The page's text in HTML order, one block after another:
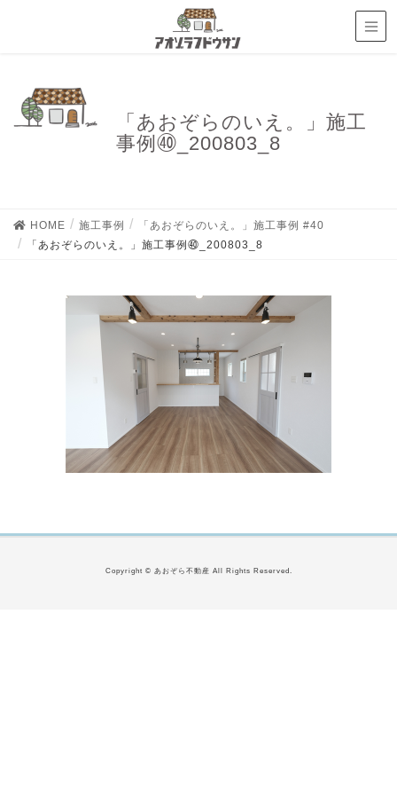
「あおぞらのいえ。」施工
事例㊵_200803_8
HOME 施工事例
「あおぞらのいえ。」施工事例 #40
「あおぞらのいえ。」施工事例㊵_200803_8
Copyright © あおぞら不動産 All Rights Reserved.